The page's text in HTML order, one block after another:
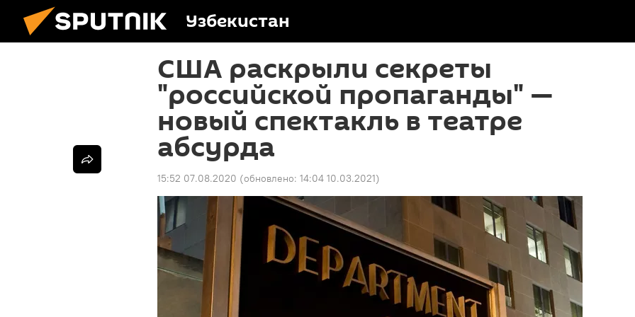
Узбекистан
США раскрыли секреты
"российской пропаганды" —
новый спектакль в театре
абсурда
15:52 07.08.2020 (обновлено: 14:04 10.03.2021)